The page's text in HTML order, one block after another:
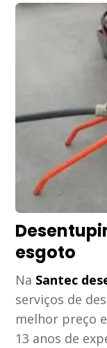
esgoto
Na Santec
serviços de
melhor preço
13 anos de